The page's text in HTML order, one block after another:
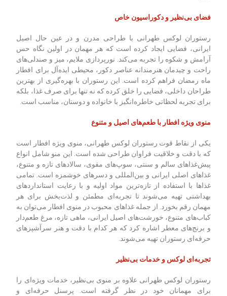
فضای بی‌نظیر و دکوراسیون خاص
رستوران لوکس طهرانی با طراحی مدرن و در عین حال اصیل
ایرانی، فضایی ایجاد کرده است که هر مهمان در اولین نگاه حس
آرامش و شکوه را تجربه می‌کند. نورپردازی ملایم، میز و صندلی‌های
راحت و چیدمان هنرمندانه عناصر دکور، محیطی ایده‌آل برای افطار
ماه رمضان فراهم کرده است. این رستوران با بهره‌گیری از بهترین
طراحان داخلی، فضایی را خلق کرده که نه تنها برای صرف غذا، بلکه
برای تجربه لحظاتی خاطره‌انگیز با خانواده و دوستان، مناسب است.
منوی ویژه افطار با طعم‌های اصیل و متنوع
یکی از نقاط قوت رستوران لوکس طهرانی، منوی ویژه افطار است
که با دقت و خلاقیت فراوان طراحی شده است. این منو شامل انواع
پیش‌غذاهای سالم و سنتی، سوپ‌های مقوی، سالادهای تازه و متنوع،
غذاهای اصلی ایرانی و بین‌المللی و دسرهای خوشمزه است. تمامی
غذاها با استفاده از تازه‌ترین مواد اولیه و با رعایت استانداردهای
بهداشتی تهیه می‌شوند تا تجربه‌ای مطمئن و لذت‌بخش برای هر
مهمان رقم بخورد. از جمله غذاهای محبوب در منوی افطار می‌توان به
کباب‌های متنوع، خورشت‌های اصیل ایرانی، ماهی تازه، مرغ طعم‌دار
و برنج‌های معطر اشاره کرد که هر کدام با دقت و هنر سرآشپزهای
حرفه‌ای رستوران تهیه می‌شوند.
تجربه‌ای لوکس و خدمات بی‌نظیر
رستوران لوکس طهرانی علاوه بر منوی بی‌نظیر، خدمات ویژه‌ای را
برای مهمانان خود در نظر گرفته است. پرسنل حرفه‌ای و